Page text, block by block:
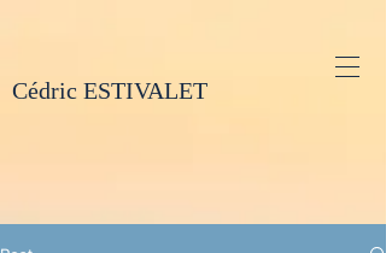
Cédric ESTIVALET